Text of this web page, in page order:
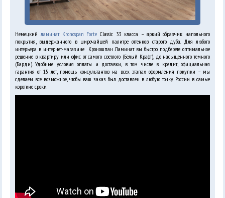
Немецкий ламинат Kronospan Forte Classic 33 класса – яркий образчик напольного
покрытия, выдержанного в широчайшей палитре оттенков старого дуба. Для любого
интерьера в интернет-магазине Кроношпан Ламинат вы быстро подберете оптимальное
решение в квартиру или офис от самого светлого (Белый Крафт), до насыщенного темного
(Барди). Удобные условия оплаты и доставки, в том числе в кредит, официальная
гарантия от 15 лет, помощь консультантов на всех этапах оформления покупки – мы
сделаем все возможное, чтобы ваш заказ был доставлен в любую точку России в самые
короткие сроки.